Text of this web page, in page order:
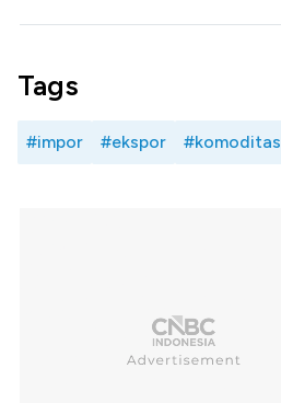
Tags
#impor #ekspor #komoditas